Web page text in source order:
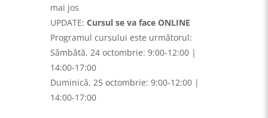
mai jos
UPDATE: Cursul se va face ONLINE
Programul cursului este următorul:
Sâmbătă, 24 octombrie: 9:00-12:00 |
14:00-17:00
Duminică, 25 octombrie: 9:00-12:00 |
14:00-17:00